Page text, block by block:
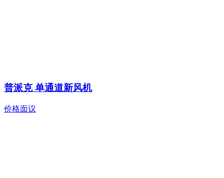
普派克 单通道新风机
价格面议